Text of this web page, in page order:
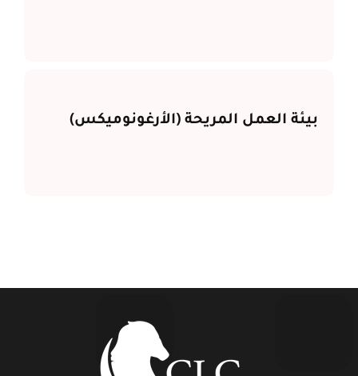
بيئة العمل المريحة (الأرغونوميكس)